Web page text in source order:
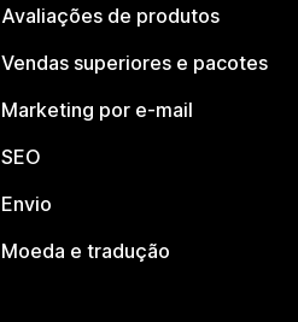
Avaliações de produtos
Vendas superiores e pacotes
Marketing por e-mail
SEO
Envio
Moeda e tradução